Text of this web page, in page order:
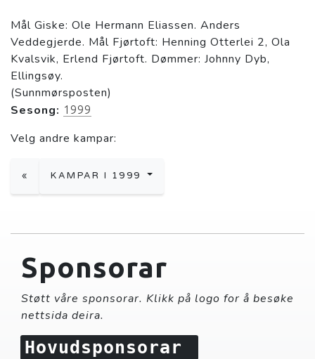
Mål Giske: Ole Hermann Eliassen. Anders
Veddegjerde. Mål Fjørtoft: Henning Otterlei 2, Ola
Kvalsvik, Erlend Fjørtoft. Dømmer: Johnny Dyb,
Ellingsøy.
(Sunnmørsposten)
Sesong: 1999
Velg andre kampar:
« KAMPAR I 1999
Sponsorar
Støtt våre sponsorar. Klikk på logo for å besøke
nettsida deira.
Hovudsponsorar